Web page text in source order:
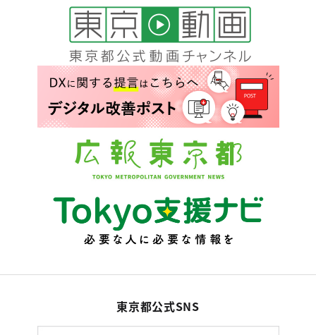
東京都公式SNS